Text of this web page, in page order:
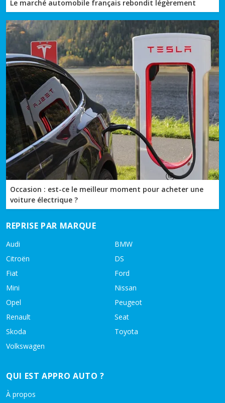
Le marché automobile français rebondit légèrement
Occasion : est-ce le meilleur moment pour acheter une
voiture électrique ?
REPRISE PAR MARQUE
Audi
BMW
Citroën
DS
Fiat
Ford
Mini
Nissan
Opel
Peugeot
Renault
Seat
Skoda
Toyota
Volkswagen
QUI EST APPRO AUTO ?
À propos